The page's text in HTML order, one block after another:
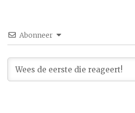
Abonneer